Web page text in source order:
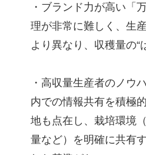
・ブランド力が高い「
理が非常に難しく、生
より異なり、収穫量の“
・高収量生産者のノウ
内での情報共有を積極
地も点在し、栽培環境
量など）を明確に共有